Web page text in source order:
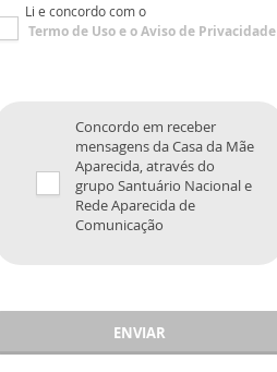
Li e concordo com o
Termo de Usoe oAviso de Privacidade
Concordo em receber
mensagens da Casa da Mãe
Aparecida, através do
grupo Santuário Nacional e
Rede Aparecida de
Comunicação
ENVIAR